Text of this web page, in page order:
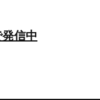
信中